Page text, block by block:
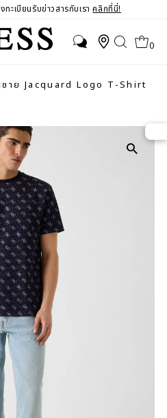
ะเบียนรับข่าวสารกับเราคลิกที่นี่!
0
ชาย Jacquard Logo T-Shirt